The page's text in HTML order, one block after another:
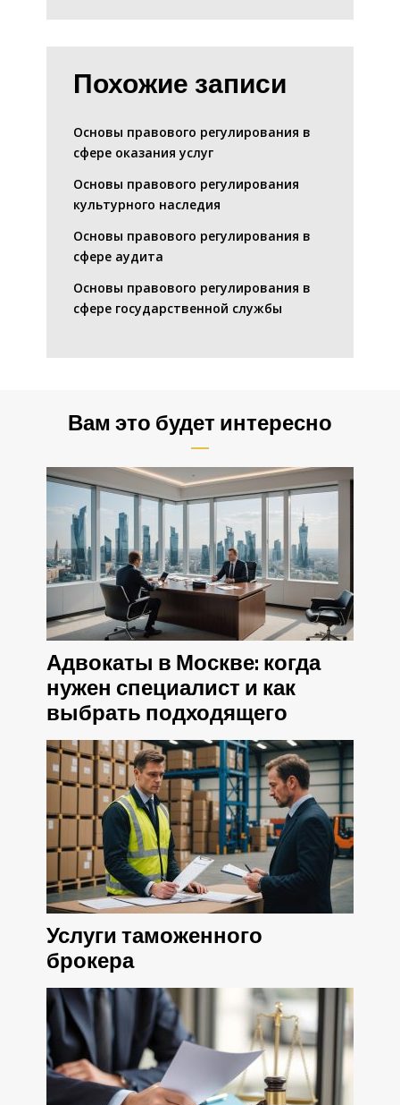
Похожие записи
Основы правового регулирования в
сфере оказания услуг
Основы правового регулирования
культурного наследия
Основы правового регулирования в
сфере аудита
Основы правового регулирования в
сфере государственной службы
Вам это будет интересно
Адвокаты в Москве: когда
нужен специалист и как
выбрать подходящего
Услуги таможенного
брокера